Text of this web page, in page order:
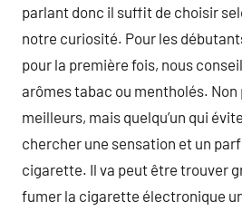
parlant donc il suffit de choisir
notre curiosité. Pour les
pour la première fois, nous
arômes tabac ou mentholés. Non
meilleurs, mais quelqu’un qui
chercher une sensation et un
cigarette. Il va peut être trouver
fumer la cigarette électronique